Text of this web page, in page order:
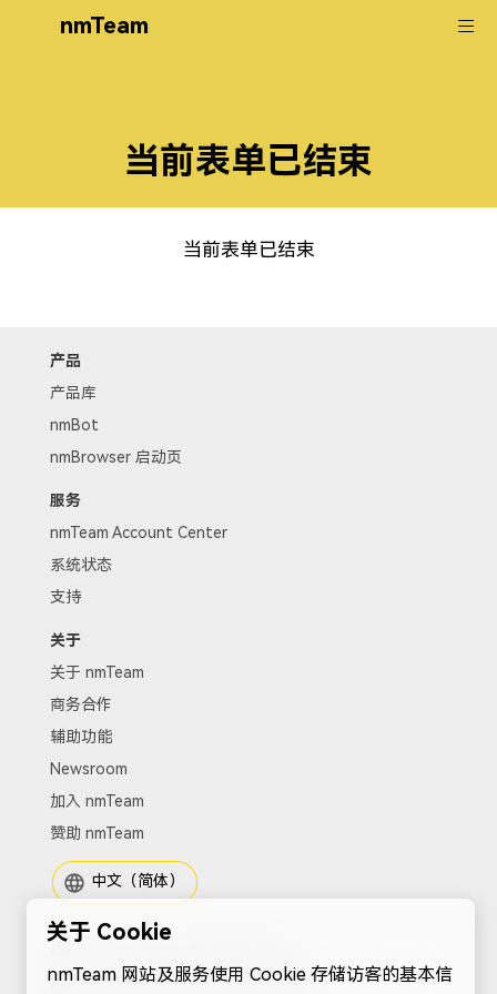
nmTeam
当前表单已结束
当前表单已结束
产品
产品库
nmBot
nmBrowser 启动页
服务
nmTeam Account Center
系统状态
支持
关于
关于 nmTeam
商务合作
辅助功能
Newsroom
加入 nmTeam
赞助 nmTeam
中文（简体）
服务协议|隐私政策|Cookies|站点地图
关于 Cookie
nmTeam 网站及服务使用 Cookie 存储访客的基本信